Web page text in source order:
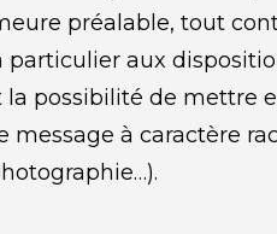
préalable, tout
aux
possibilité de mettre
à caractère